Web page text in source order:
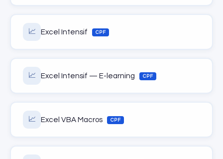
📈 Excel Intensif CPF
📈 Excel Intensif — E-learning CPF
📈 Excel VBA Macros CPF